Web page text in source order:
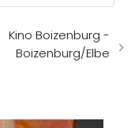
Kino Boizenburg -
Boizenburg/Elbe